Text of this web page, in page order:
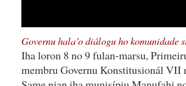
Governu hala’o diálogu ho
Iha loron 8 no 9 fulan-marsu,
membru Governu Konstitusionál VII